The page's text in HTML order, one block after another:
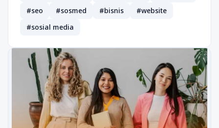
#seo
#sosmed #bisnis
#website
#sosial media